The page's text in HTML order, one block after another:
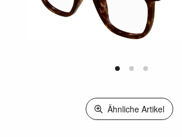
Ähnliche Artikel